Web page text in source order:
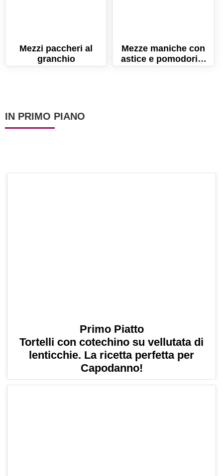
Mezzi paccheri al
granchio
Mezze maniche con
astice e pomodorini
gialli
IN PRIMO PIANO
Primo Piatto
Tortelli con cotechino su vellutata di
lenticchie. La ricetta perfetta per
Capodanno!